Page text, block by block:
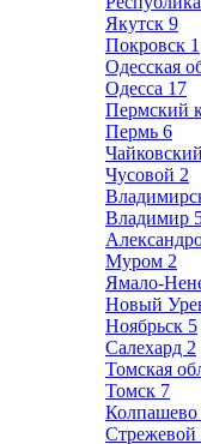
Якутск 9
Покровск 1
Одесская
Одесса 17
Пермский
Пермь 6
Чайковский
Чусовой 2
Владимир
Муром 2
Ямало-
Новый
Ноябрьск 5
Салехард 2
Томская
Томск 7
Колпашево
Стрежевой